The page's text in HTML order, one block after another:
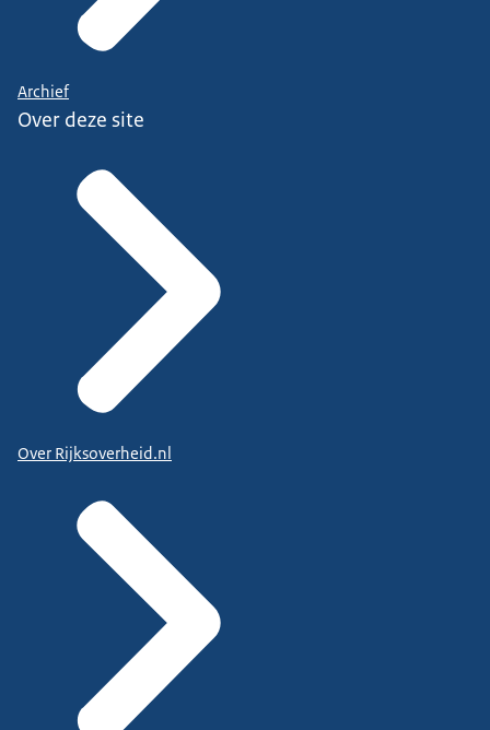
Archief
Over deze site
Over Rijksoverheid.nl